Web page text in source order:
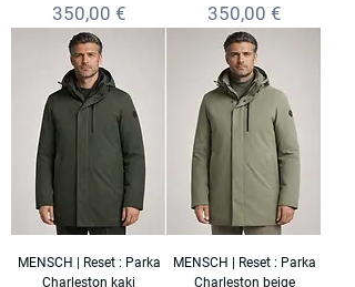
Prix
350,00 € Prix
350,00 €
MENSCH | Reset : Parka
Charleston kaki
MENSCH | Reset : Parka
Charleston beige